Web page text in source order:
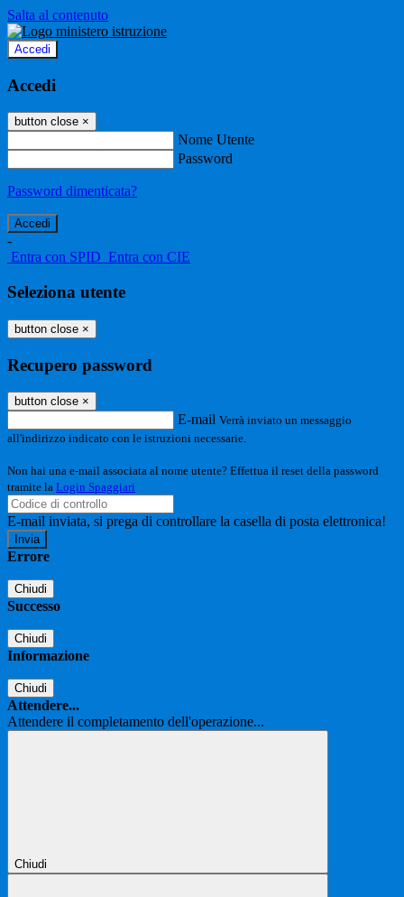
Salta al contenuto
Accedi
Accedi
button close ×
Nome Utente
Password
Password dimenticata?
-
Entra con SPID Entra con CIE
Seleziona utente
button close ×
Recupero password
button close ×
E-mail Verrà inviato un messaggio
all'indirizzo indicato con le istruzioni necessarie.
Non hai una e-mail associata al nome utente? Effettua il reset della password
tramite la Login Spaggiari
E-mail inviata, si prega di controllare la casella di posta elettronica!
Errore
Chiudi
Successo
Chiudi
Informazione
Chiudi
Attendere...
Attendere il completamento dell'operazione...
Chiudi